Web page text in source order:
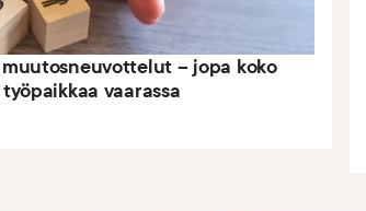
– jopa koko
vaarassa